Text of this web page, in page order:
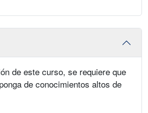
de este curso, se requiere que
de conocimientos altos de